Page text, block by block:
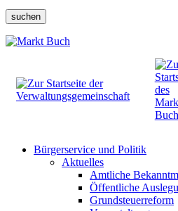
suchen
Bürgerservice und Politik
Aktuelles
Amtliche
Öffentliche
Grundsteuerreform